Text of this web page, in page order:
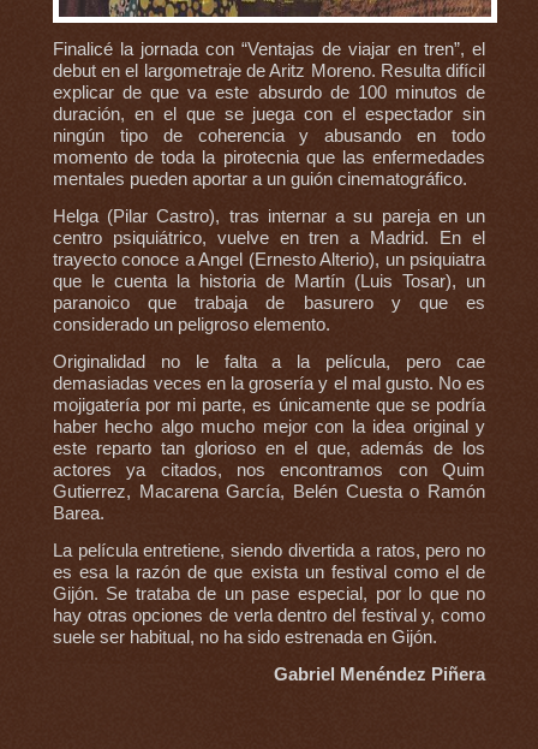
Finalicé la jornada con “Ventajas de viajar en tren”, el
debut en el largometraje de Aritz Moreno. Resulta difícil
explicar de que va este absurdo de 100 minutos de
duración, en el que se juega con el espectador sin
ningún tipo de coherencia y abusando en todo
momento de toda la pirotecnia que las enfermedades
mentales pueden aportar a un guión cinematográfico.
Helga (Pilar Castro), tras internar a su pareja en un
centro psiquiátrico, vuelve en tren a Madrid. En el
trayecto conoce a Angel (Ernesto Alterio), un psiquiatra
que le cuenta la historia de Martín (Luis Tosar), un
paranoico que trabaja de basurero y que es
considerado un peligroso elemento.
Originalidad no le falta a la película, pero cae
demasiadas veces en la grosería y el mal gusto. No es
mojigatería por mi parte, es únicamente que se podría
haber hecho algo mucho mejor con la idea original y
este reparto tan glorioso en el que, además de los
actores ya citados, nos encontramos con Quim
Gutierrez, Macarena García, Belén Cuesta o Ramón
Barea.
La película entretiene, siendo divertida a ratos, pero no
es esa la razón de que exista un festival como el de
Gijón. Se trataba de un pase especial, por lo que no
hay otras opciones de verla dentro del festival y, como
suele ser habitual, no ha sido estrenada en Gijón.
Gabriel Menéndez Piñera